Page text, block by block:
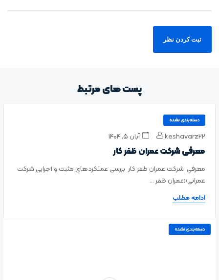
پست های مرتبط
دسته‌بندی نشده
keshavarz22 آبان ۵, ۱۴۰۴
معرفی شرکت عمران ظفر کار
معرفی شرکت عمران ظفر کار بررسی عملکردهای مثبت و اجرایی شرکت
عمرانی«عمران ظفر ...
ادامه مطلب
دسته‌بندی نشده